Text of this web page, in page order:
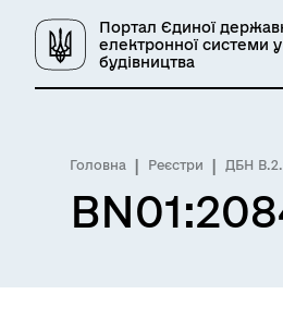
Портал Єдиної
електронної системи
будівництва
Головна Реєстри ДБН